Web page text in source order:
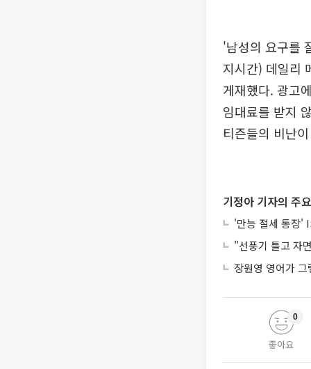
'남성의 요구를
지시간) 데일리
게재했다. 광고
임대료를 받지
티즌들의 비난
기정아 기자의 주
'만능 절세 통장'
"선풍기 틀고 자
장원영 영어가
좋아요
0